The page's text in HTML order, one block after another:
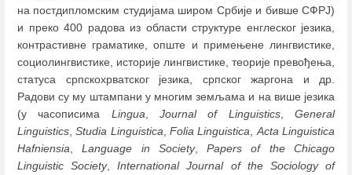
на постдипломским студијама широм Србије и бивше СФРЈ)
и преко 400 радова из области структуре енглеског језика,
контрастивне граматике, опште и примењене лингвистике,
социолингвистике, историје лингвистике, теорије превођења,
статуса српскохрватског језика, српског жаргона и др.
Радови су му штампани у многим земљама и на више језика
(у часописима Lingua ,Journal of Linguistics,General
Linguistics ,Studia Linguistica ,Folia Linguistica
Acta Linguistica
Hafniensia ,Language in Society,Papers of the Chicago
Linguistic Society,International Journal of the Sociology of